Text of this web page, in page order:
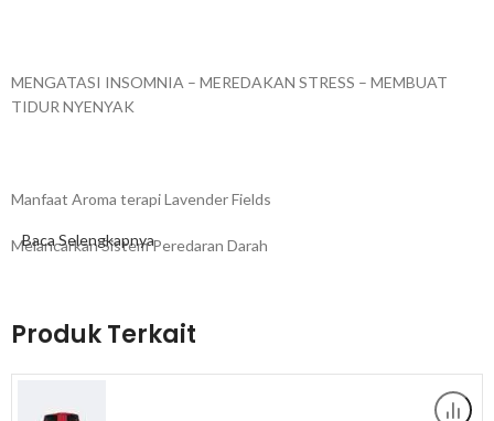
MENGATASI INSOMNIA – MEREDAKAN STRESS – MEMBUAT
TIDUR NYENYAK
Manfaat Aroma terapi Lavender Fields
Melancarkan Sistem Peredaran Darah
Aman digunakan untuk bayi dan hewan peliharaan
Baca Selengkapnya
Produk Terkait